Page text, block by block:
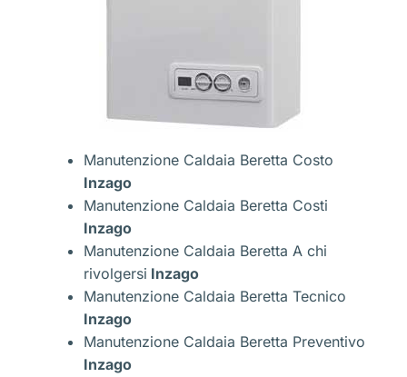
Manutenzione Caldaia Beretta Costo
Inzago
Manutenzione Caldaia Beretta Costi
Inzago
Manutenzione Caldaia Beretta A chi
rivolgersi Inzago
Manutenzione Caldaia Beretta Tecnico
Inzago
Manutenzione Caldaia Beretta Preventivo
Inzago